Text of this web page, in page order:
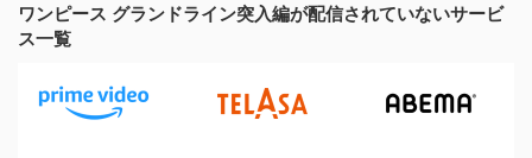
ワンピース グランドライン突入編が配信されていないサービ
ス一覧